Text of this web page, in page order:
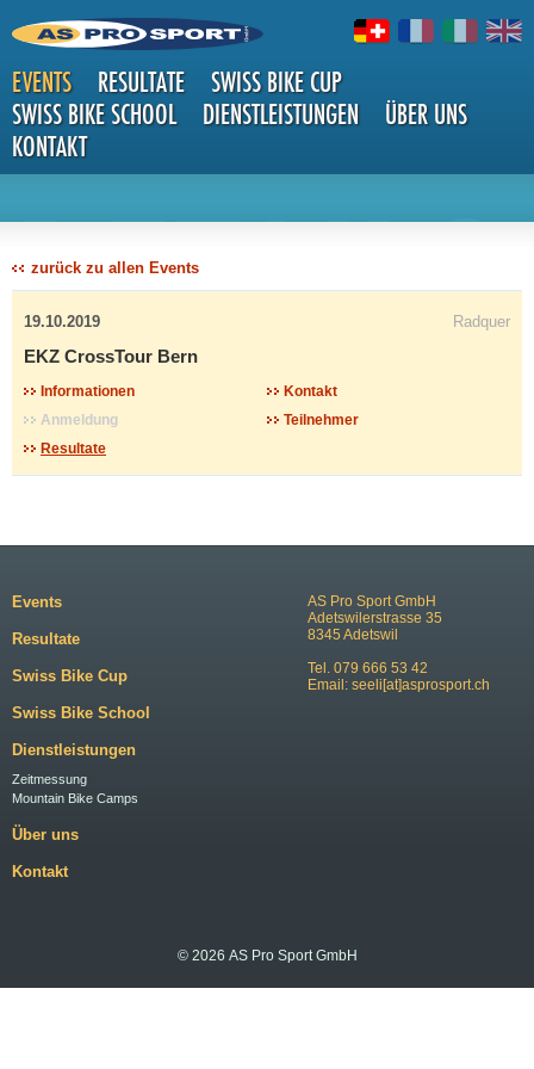
EVENTS RESULTATE
SWISS BIKE CUP
SWISS BIKE SCHOOL
DIENSTLEISTUNGEN
ÜBER UNS
KONTAKT
DETAILS
zurück zu allen Events
19.10.2019 Radquer
EKZ CrossTour Bern
Informationen
Kontakt
Anmeldung
Teilnehmer
Resultate
AS Pro Sport GmbH
Adetswilerstrasse 35
8345 Adetswil
Tel. 079 666 53 42
Email: seeli[at]asprosport.ch
Events
Resultate
Swiss Bike Cup
Swiss Bike School
Dienstleistungen
Zeitmessung
Mountain Bike Camps
Über uns
Kontakt
© 2026 AS Pro Sport GmbH